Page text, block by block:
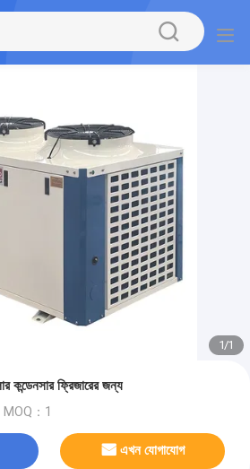
1/1
কন্ডেনসার ফ্রিজারের জন্য
MOQ：1
এখন যোগাযোগ